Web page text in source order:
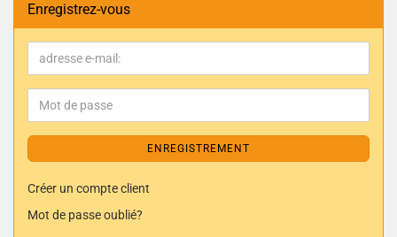
Enregistrez-vous
ENREGISTREMENT
Créer un compte client
Mot de passe oublié?